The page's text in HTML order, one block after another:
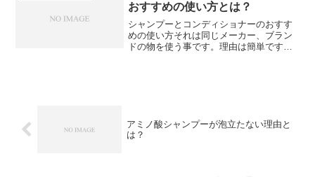
おすすめの使い方とは？
シャンプーとコンディショナーのおすす
めの使い方それは同じメーカー、ブラン
ドの物を使う事です。理由は簡単です。
アミノ酸シャンプーが泡立たない理由と
は？